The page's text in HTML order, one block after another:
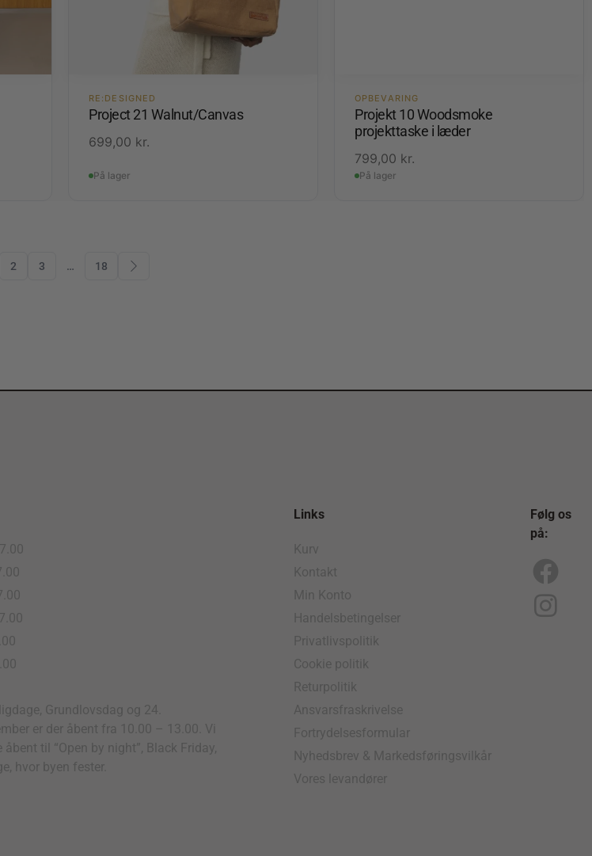
RE:DESIGNED
Project 21 Walnut/Canvas
699,00 kr.
På lager
OPBEVARING
Projekt 10 Woodsmoke
projekttaske i læder
799,00 kr.
På lager
2 3 … 18
Grundlovsdag og 24.
er der åbent fra 10.00 – 13.00. Vi
til “Open by night”, Black Friday,
hvor byen fester.
Links
Kurv
Kontakt
Min Konto
Handelsbetingelser
Privatlivspolitik
Cookie politik
Returpolitik
Ansvarsfraskrivelse
Fortrydelsesformular
Nyhedsbrev & Markedsføringsvilkår
Vores levandører
Følg os
på:
F
a
I
n